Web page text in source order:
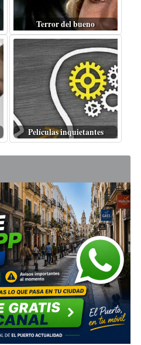
Terror del bueno
Películas inquietantes